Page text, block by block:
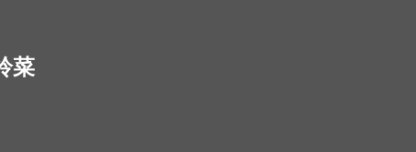
菜